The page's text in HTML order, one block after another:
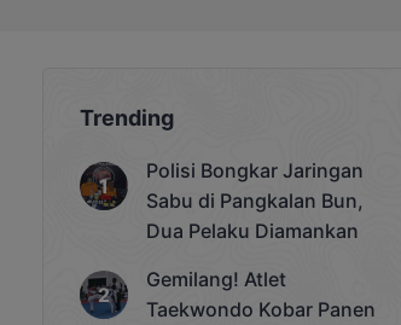
Trending
Polisi Bongkar Jaringan
Sabu di Pangkalan Bun,
Dua Pelaku Diamankan
Gemilang! Atlet
Taekwondo Kobar Panen